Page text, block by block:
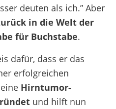
deuten als ich.” Aber
in die Welt der
für Buchstabe.
dafür, dass er das
erfolgreichen
Hirntumor-
und hilft nun